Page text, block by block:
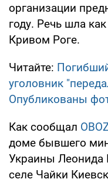
организации
году. Речь шла
Кривом Роге.
Читайте:
уголовник
Опубликованы
Как сообщал
доме бывшего
Украины
селе Чайки